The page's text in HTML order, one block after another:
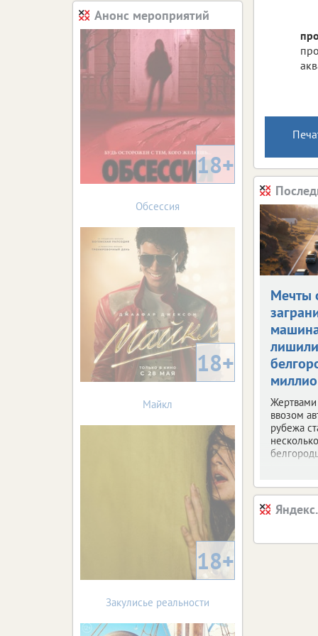
Мечты
лишили
ввозом
рубежа
Анонс мероприятий
18+
Обсессия
18+
Майкл
18+
Закулисье реальности